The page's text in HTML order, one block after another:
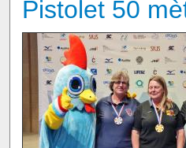
Pistolet 50